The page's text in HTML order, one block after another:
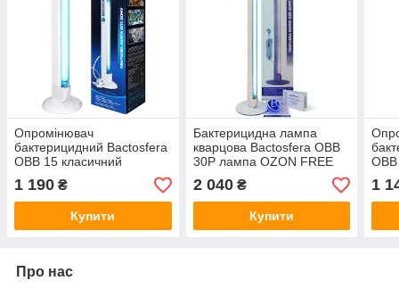
Опромінювач
бактерицидний Bactosfera
OBB 15 класичний
безозоновий
1 190 ₴
Купити
Бактерицидна лампа
кварцова Bactosfera OBB
30P лампа OZON FREE
9000ч
2 040₴
Купити
1
Про нас